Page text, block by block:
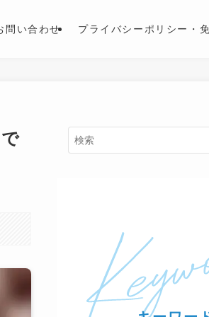
問い合わせ プライバシーポリシー・